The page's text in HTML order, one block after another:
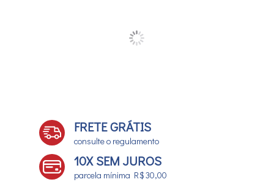
FRETE GRÁTIS
consulte o regulamento
10X SEM JUROS
parcela mínima R$ 30,00